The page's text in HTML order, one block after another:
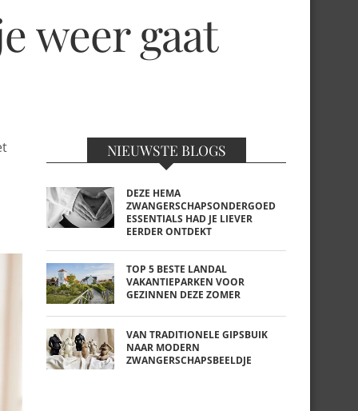
weer gaat
NIEUWSTE BLOGS
DEZE HEMA
ZWANGERSCHAPSONDERGOED
ESSENTIALS HAD JE LIEVER
EERDER ONTDEKT
TOP 5 BESTE LANDAL
VAKANTIEPARKEN VOOR
GEZINNEN DEZE ZOMER
VAN TRADITIONELE GIPSBUIK
NAAR MODERN
ZWANGERSCHAPSBEELDJE